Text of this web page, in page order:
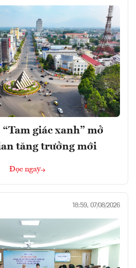
giác xanh” mở
tăng trưởng mới
Đọc ngay
18:59, 07/08/2026